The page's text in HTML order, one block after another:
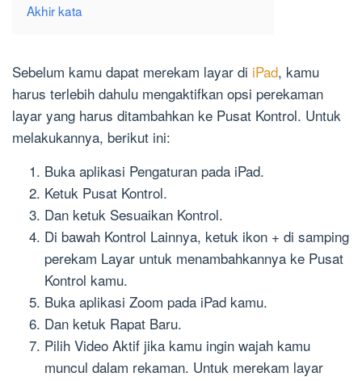
Akhir kata
Sebelum kamu dapat merekam layar di iPad, kamu
harus terlebih dahulu mengaktifkan opsi perekaman
layar yang harus ditambahkan ke Pusat Kontrol. Untuk
melakukannya, berikut ini:
Buka aplikasi Pengaturan pada iPad.
Ketuk Pusat Kontrol.
Dan ketuk Sesuaikan Kontrol.
Di bawah Kontrol Lainnya, ketuk ikon + di samping
perekam Layar untuk menambahkannya ke Pusat
Kontrol kamu.
Buka aplikasi Zoom pada iPad kamu.
Dan ketuk Rapat Baru.
Pilih Video Aktif jika kamu ingin wajah kamu
muncul dalam rekaman. Untuk merekam layar